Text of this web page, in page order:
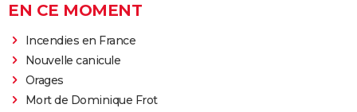
EN CE MOMENT
Incendies en France
Nouvelle canicule
Orages
Mort de Dominique Frot